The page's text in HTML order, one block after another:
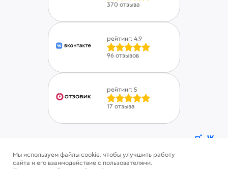
370 отзыва
рейтинг: 4.9
96 отзывов
рейтинг: 5
17 отзыва
Политика конфиденциальности
ⓒ Savinsname 2015-2026. Все права защищены
Мы используем файлы cookie, чтобы улучшить работу
сайта и его взаимодействие с пользователями.